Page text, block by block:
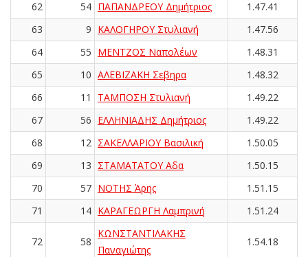
62 54 ΠΑΠΑΝΔΡΕΟΥ Δημήτριος
1.47.41
63
9 ΚΑΛΟΓΗΡΟΥ Στυλιανή
1.47.56
64
55 ΜΕΝΤΖΟΣ Ναπολέων
1.48.31
65
10 ΑΛΕΒΙΖΑΚΗ Σεβηρα
1.48.32
66
11 ΤΑΜΠΟΣΗ Στυλιανή
1.49.22
67
56 ΕΛΛΗΝΙΑΔΗΣ Δημήτριος
1.49.22
68
12 ΣΑΚΕΛΛΑΡΙΟΥ Βασιλική
1.50.05
69
13 ΣΤΑΜΑΤΑΤΟΥ Αδα
1.50.15
70
57 ΝΟΤΗΣ Άρης
1.51.15
71
14 ΚΑΡΑΓΕΩΡΓΗ Λαμπρινή 1.51.24
72 58
ΚΩΝΣΤΑΝΤΙΛΑΚΗΣ
Παναγιώτης
1.54.18